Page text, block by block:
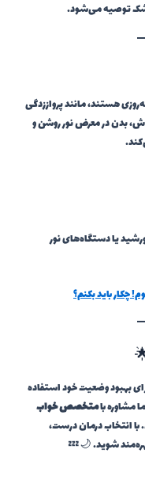
توصیه می‌شود.
هستند، مانند پرواززدگی
بدن در معرض نور روشن و
یا دستگاه‌های نور
چکار باید بکنم؟
بهبود وضعیت خود استفاده
مشاوره بامتخصص خواب
انتخاب درمان درست،
شوید. 🌙💤